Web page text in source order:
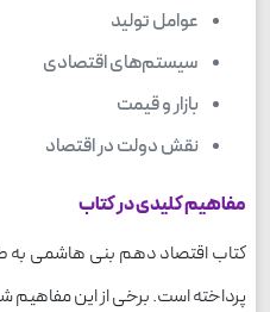
عوامل تولید
سیستم‌های اقتصادی
بازار و قیمت
نقش دولت در اقتصاد
مفاهیم کلیدی در کتاب
کتاب اقتصاد دهم بنی هاشمی به
پرداخته است. برخی از این مفاهیم